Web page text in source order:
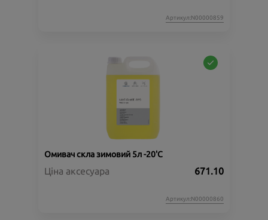
Артикул:N00000859
Омивач скла зимовий 5л -20'C
Ціна аксесуара 671.10
Артикул:N00000860